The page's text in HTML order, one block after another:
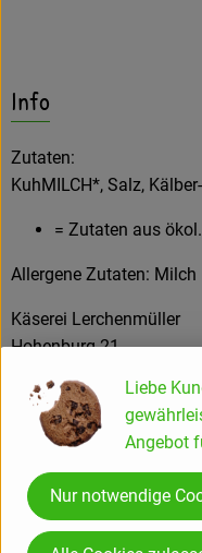
Info
Zutaten:
KuhMILCH*, Salz,
= Zutaten aus
Allergene Zutaten: Milch
Käserei Lerchenmüller
Hohenburg 21
Liebe
Angebot
Nur notwendige